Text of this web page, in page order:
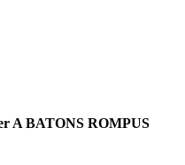
A BATONS ROMPUS